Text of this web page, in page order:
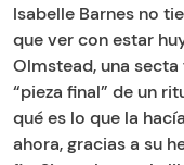
Isabelle Barnes no
que ver con estar
Olmstead, una
“pieza final” de un
qué es lo que la
ahora, gracias a su